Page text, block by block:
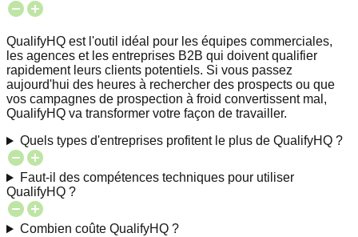
QualifyHQ est l'outil idéal pour les équipes commerciales,
les agences et les entreprises B2B qui doivent qualifier
rapidement leurs clients potentiels. Si vous passez
aujourd'hui des heures à rechercher des prospects ou que
vos campagnes de prospection à froid convertissent mal,
QualifyHQ va transformer votre façon de travailler.
Quels types d'entreprises profitent le plus de QualifyHQ ?
Faut-il des compétences techniques pour utiliser
QualifyHQ ?
Combien coûte QualifyHQ ?